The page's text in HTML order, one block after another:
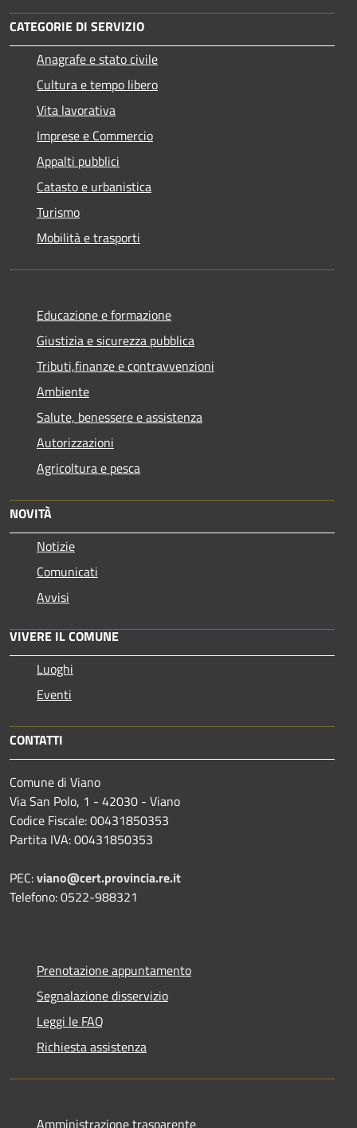
CATEGORIE DI SERVIZIO
Anagrafe e stato civile
Cultura e tempo libero
Vita lavorativa
Imprese e Commercio
Appalti pubblici
Catasto e urbanistica
Turismo
Mobilità e trasporti
Educazione e formazione
Giustizia e sicurezza pubblica
Tributi,finanze e contravvenzioni
Ambiente
Salute, benessere e assistenza
Autorizzazioni
Agricoltura e pesca
NOVITÀ
Notizie
Comunicati
Avvisi
VIVERE IL COMUNE
Luoghi
Eventi
CONTATTI
Comune di Viano
Via San Polo, 1 - 42030 - Viano
Codice Fiscale: 00431850353
Partita IVA: 00431850353
PEC:viano@cert.provincia.re.it
Telefono: 0522-988321
Prenotazione appuntamento
Segnalazione disservizio
Leggi le FAQ
Richiesta assistenza
Amministrazione trasparente